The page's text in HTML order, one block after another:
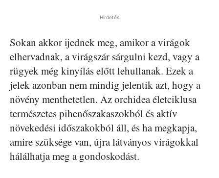
Hirdetés
Sokan akkor ijednek meg, amikor a virágok
elhervadnak, a virágszár sárgulni kezd, vagy a
rügyek még kinyílás előtt lehullanak. Ezek a
jelek azonban nem mindig jelentik azt, hogy a
növény menthetetlen. Az orchidea életciklusa
természetes pihenőszakaszokból és aktív
növekedési időszakokból áll, és ha megkapja,
amire szüksége van, újra látványos virágokkal
hálálhatja meg a gondoskodást.